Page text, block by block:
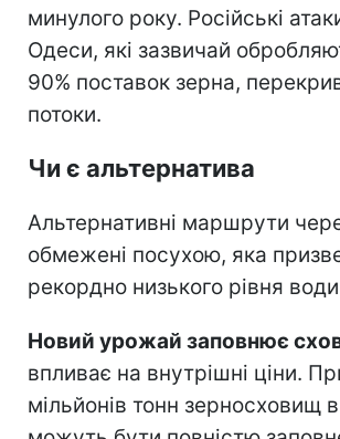
минулого року. Російські
Одеси, які зазвичай
90% поставок зерна,
потоки.
Чи є альтернатива
Альтернативні маршрути
обмежені посухою, яка
рекордно низького рівня води
Новий урожай заповнює
впливає на внутрішні ціни.
мільйонів тонн зерносховищ в